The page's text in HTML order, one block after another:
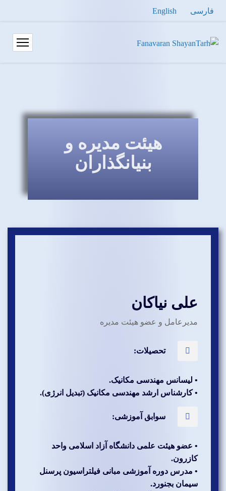
فارسی English
هیئت مدیره و
بنیانگذاران
علی نیاکان
مدیرعامل و عضو هیئت مدیره
تحصیلات:
• لیسانس مهندسی مکانیک.
• کارشناس ارشد مهندسی مکانیک (تبدیل انرژی).
سوابق آموزشی:
• عضو هیئت علمی دانشگاه آزاد اسلامی واحد
کازرون.
• مدرس دوره آموزشی مبانی فیلتراسیون پرسنل
سیمان بجنورد.